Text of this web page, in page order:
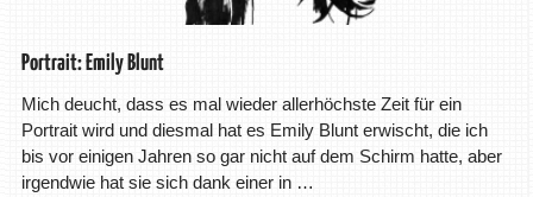
Portrait: Emily Blunt
Mich deucht, dass es mal wieder allerhöchste Zeit für ein
Portrait wird und diesmal hat es Emily Blunt erwischt, die ich
bis vor einigen Jahren so gar nicht auf dem Schirm hatte, aber
irgendwie hat sie sich dank einer in …